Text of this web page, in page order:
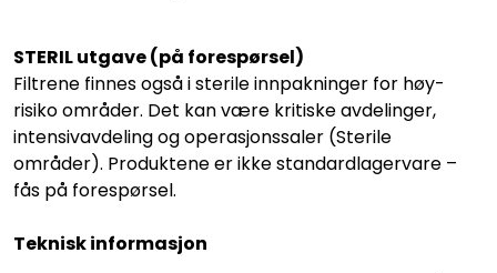
STERIL utgave (på forespørsel)
Filtrene finnes også i sterile innpakninger for høy-
risiko områder. Det kan være kritiske avdelinger,
intensivavdeling og operasjonssaler (Sterile
områder). Produktene er ikke standardlagervare –
fås på forespørsel.
Teknisk informasjon